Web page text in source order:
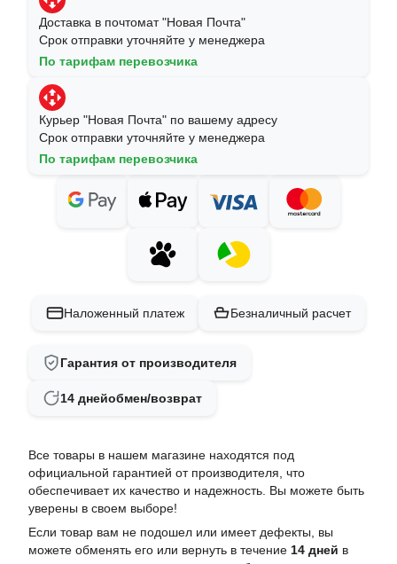
Доставка в почтомат "Новая Почта"
Срок отправки уточняйте у менеджера
По тарифам перевозчика
Курьер "Новая Почта" по вашему адресу
Срок отправки уточняйте у менеджера
По тарифам перевозчика
Наложенный платеж Безналичный расчет
Гарантия от производителя
14 днейобмен/возврат
Все товары в нашем магазине находятся под
официальной гарантией от производителя, что
обеспечивает их качество и надежность. Вы можете быть
уверены в своем выборе!
Если товар вам не подошел или имеет дефекты, вы
можете обменять его или вернуть в течение 14 дней в